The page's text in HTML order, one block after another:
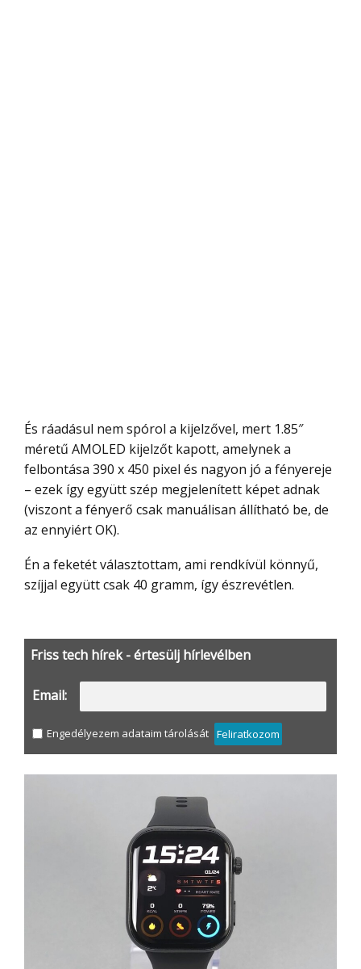
És ráadásul nem spórol a kijelzővel, mert 1.85″
méretű AMOLED kijelzőt kapott, amelynek a
felbontása 390 x 450 pixel és nagyon jó a fényereje
– ezek így együtt szép megjelenített képet adnak
(viszont a fényerő csak manuálisan állítható be, de
az ennyiért OK).
Én a feketét választottam, ami rendkívül könnyű,
szíjjal együtt csak 40 gramm, így észrevétlen.
Friss tech hírek - értesülj hírlevélben
Email:
Engedélyezem adataim tárolását Feliratkozom